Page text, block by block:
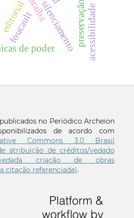
editorial silenciamento
de poder
foucault acessibilidade
no Periódico Archeion
de acordo com
Commons 3.0 Brasil
atribuição de créditos/vedado
criação de obras
citação referenciada).